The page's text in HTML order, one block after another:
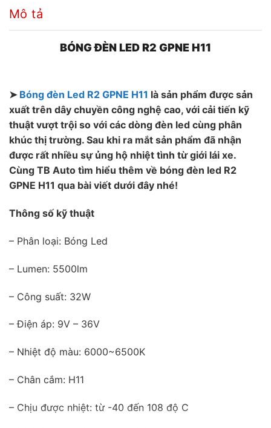
Mô tả
BÓNG ĐÈN LED R2 GPNE H11
➤ Bóng đèn Led R2 GPNE H11 là sản phẩm được sản
xuất trên dây chuyền công nghệ cao, với cải tiến kỹ
thuật vượt trội so với các dòng đèn led cùng phân
khúc thị trường. Sau khi ra mắt sản phẩm đã nhận
được rất nhiều sự ủng hộ nhiệt tình từ giới lái xe.
Cùng TB Auto tìm hiểu thêm về bóng đèn led R2
GPNE H11 qua bài viết dưới đây nhé!
Thông số kỹ thuật
– Phân loại: Bóng Led
– Lumen: 5500lm
– Công suất: 32W
– Điện áp: 9V – 36V
– Nhiệt độ màu: 6000~6500K
– Chân cắm: H11
– Chịu được nhiệt: từ -40 đến 108 độ C